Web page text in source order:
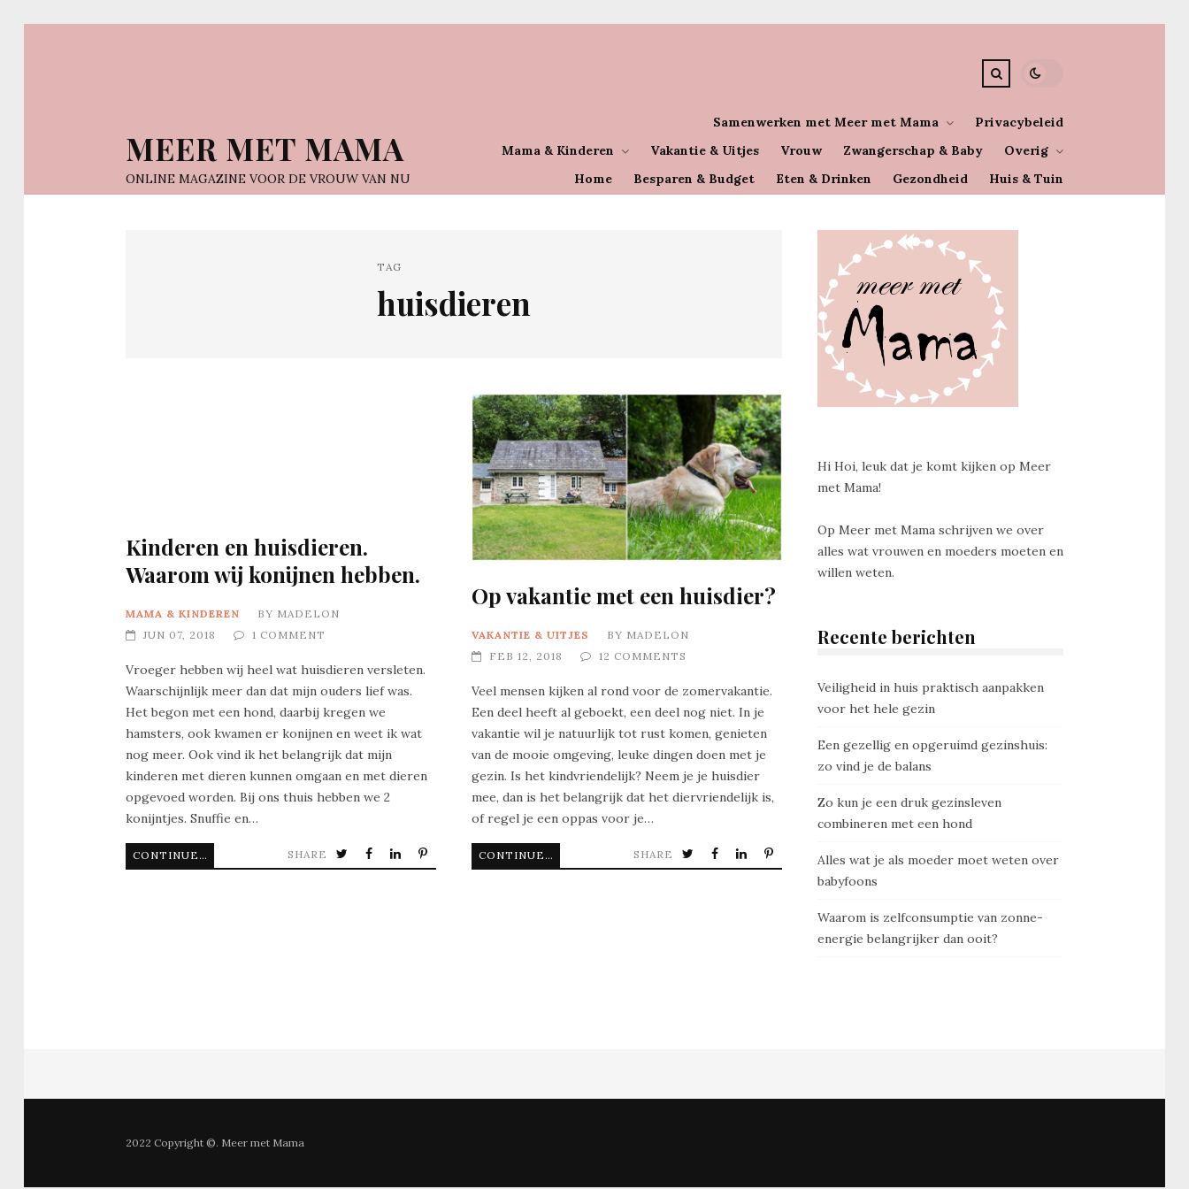
MEER MET MAMA
ONLINE MAGAZINE VOOR DE VROUW VAN NU Home Besparen & Budget Eten & Drinken Gezondheid Huis & Tuin
Mama & Kinderen Vakantie & Uitjes Vrouw Zwangerschap & Baby Overig
Samenwerken met Meer met Mama Privacybeleid
TAG
huisdieren
Kinderen en huisdieren.
Waarom wij konijnen hebben.
MAMA & KINDEREN BY MADELON
JUN 07, 2018
1 COMMENT
Vroeger hebben wij heel wat huisdieren versleten.
Waarschijnlijk meer dan dat mijn ouders lief was.
Het begon met een hond, daarbij kregen we
hamsters, ook kwamen er konijnen en weet ik wat
nog meer. Ook vind ik het belangrijk dat mijn
kinderen met dieren kunnen omgaan en met dieren
opgevoed worden. Bij ons thuis hebben we 2
konijntjes. Snuffie en…
CONTINUE READING SHARE
Op vakantie met een huisdier?
VAKANTIE & UITJES BY MADELON
FEB 12, 2018
12 COMMENTS
Veel mensen kijken al rond voor de zomervakantie.
Een deel heeft al geboekt, een deel nog niet. In je
vakantie wil je natuurlijk tot rust komen, genieten
van de mooie omgeving, leuke dingen doen met je
gezin. Is het kindvriendelijk? Neem je je huisdier
mee, dan is het belangrijk dat het diervriendelijk is,
of regel je een oppas voor je…
CONTINUE READING SHARE
Hi Hoi, leuk dat je komt kijken op Meer
met Mama!
Op Meer met Mama schrijven we over
alles wat vrouwen en moeders moeten en
willen weten.
Recente berichten
Veiligheid in huis praktisch aanpakken
voor het hele gezin
Een gezellig en opgeruimd gezinshuis:
zo vind je de balans
Zo kun je een druk gezinsleven
combineren met een hond
Alles wat je als moeder moet weten over
babyfoons
Waarom is zelfconsumptie van zonne-
energie belangrijker dan ooit?
2022 Copyright ©. Meer met Mama